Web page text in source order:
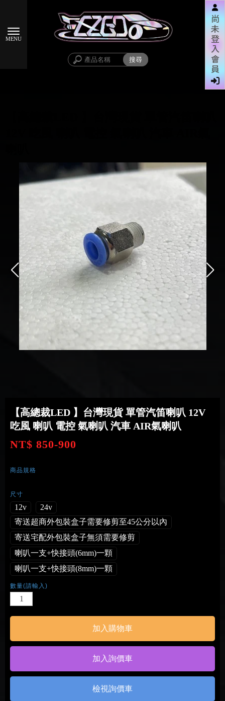
尚
未
登
入
會
員
【高總裁LED 】台灣現貨 單管汽笛喇叭 12V
吃風 喇叭 電控 氣喇叭 汽車 AIR氣喇叭
NT$ 850-900
商品規格
尺寸
12v
24v
寄送超商外包裝盒子需要修剪至45公分以內
寄送宅配外包裝盒子無須需要修剪
喇叭一支+快接頭(6mm)一顆
喇叭一支+快接頭(8mm)一顆
數量(請輸入)
檢視詢價車